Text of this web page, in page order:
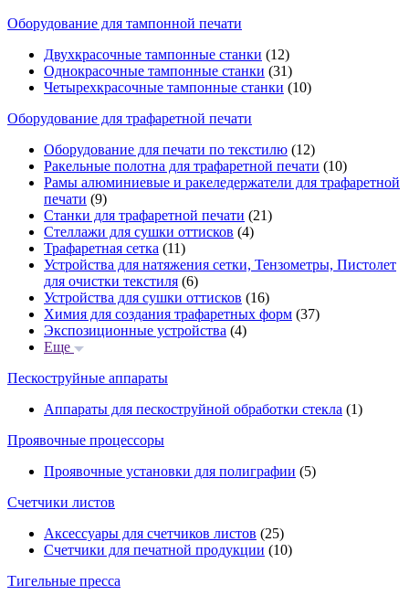
Оборудование для тампонной печати
Двухкрасочные тампонные станки (12)
Однокрасочные тампонные станки (31)
Четырехкрасочные тампонные станки (10)
Оборудование для трафаретной печати
Оборудование для печати по текстилю (12)
Ракельные полотна для трафаретной печати (10)
Рамы алюминиевые и ракеледержатели для трафаретной
печати (9)
Станки для трафаретной печати (21)
Стеллажи для сушки оттисков (4)
Трафаретная сетка (11)
Устройства для натяжения сетки, Тензометры, Пистолет
для очистки текстиля (6)
Устройства для сушки оттисков (16)
Химия для создания трафаретных форм (37)
Экспозиционные устройства (4)
Еще
Пескоструйные аппараты
Аппараты для пескоструйной обработки стекла (1)
Проявочные процессоры
Проявочные установки для полиграфии (5)
Счетчики листов
Аксессуары для счетчиков листов (25)
Счетчики для печатной продукции (10)
Тигельные пресса